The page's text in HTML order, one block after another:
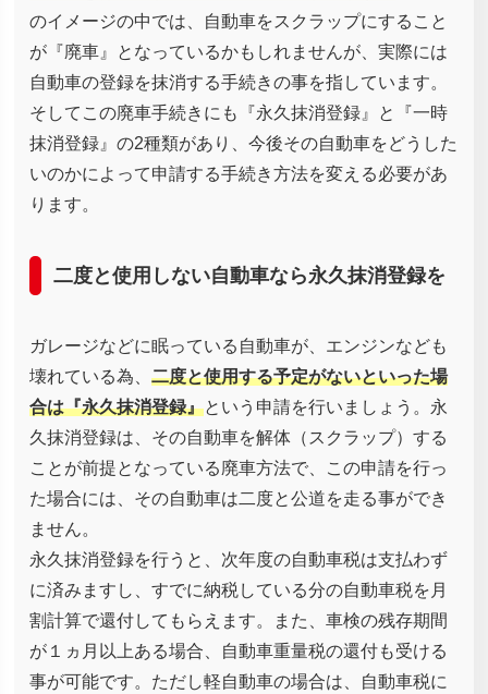
のイメージの中では、自動車をスクラップにすること
が『廃車』となっているかもしれませんが、実際には
自動車の登録を抹消する手続きの事を指しています。
そしてこの廃車手続きにも『永久抹消登録』と『一時
抹消登録』の2種類があり、今後その自動車をどうした
いのかによって申請する手続き方法を変える必要があ
ります。
二度と使用しない自動車なら永久抹消登録を
ガレージなどに眠っている自動車が、エンジンなども
壊れている為、 二度と使用する予定がないといった場
合は『永久抹消登録』という申請を行いましょう。永
久抹消登録は、その自動車を解体（スクラップ）する
ことが前提となっている廃車方法で、この申請を行っ
た場合には、その自動車は二度と公道を走る事ができ
ません。
永久抹消登録を行うと、次年度の自動車税は支払わず
に済みますし、すでに納税している分の自動車税を月
割計算で還付してもらえます。また、車検の残存期間
が１ヵ月以上ある場合、自動車重量税の還付も受ける
事が可能です。ただし軽自動車の場合は、自動車税に